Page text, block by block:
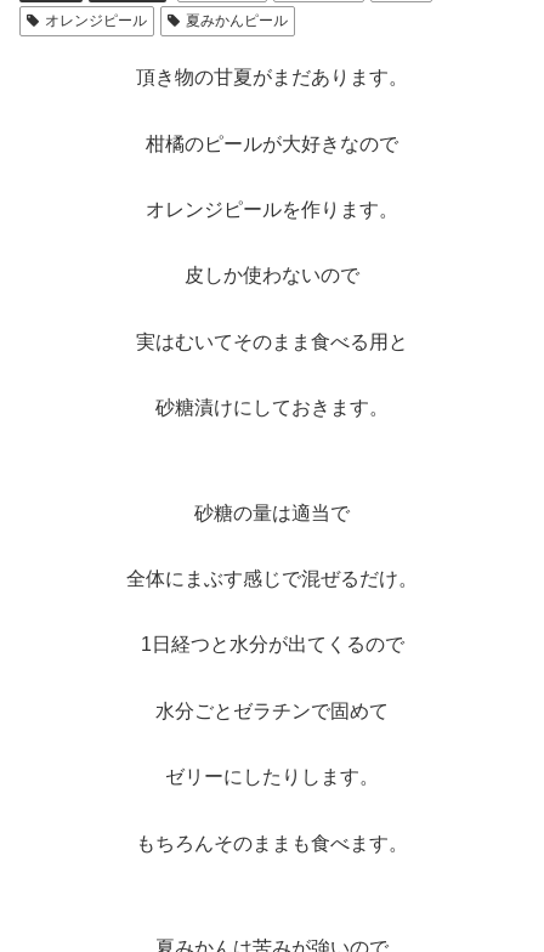
オレンジピール
夏みかんピール
頂き物の甘夏がまだあります。
柑橘のピールが大好きなので
オレンジピールを作ります。
皮しか使わないので
実はむいてそのまま食べる用と
砂糖漬けにしておきます。
砂糖の量は適当で
全体にまぶす感じで混ぜるだけ。
1日経つと水分が出てくるので
水分ごとゼラチンで固めて
ゼリーにしたりします。
もちろんそのままも食べます。
夏みかんは苦みが強いので